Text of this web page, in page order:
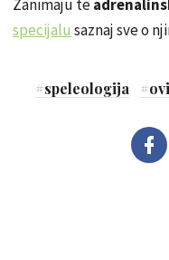
Zanimaju te
specijalu saznaj sve o
#speleologija #